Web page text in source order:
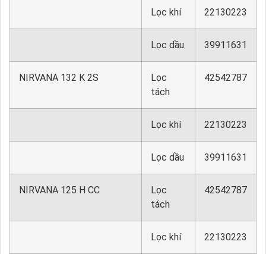
Lọc khí 22130223
Lọc dầu 39911631
NIRVANA 132 K 2S
Lọc
tách
42542787
Lọc khí 22130223
Lọc dầu 39911631
NIRVANA 125 H CC
Lọc
tách
42542787
Lọc khí 22130223